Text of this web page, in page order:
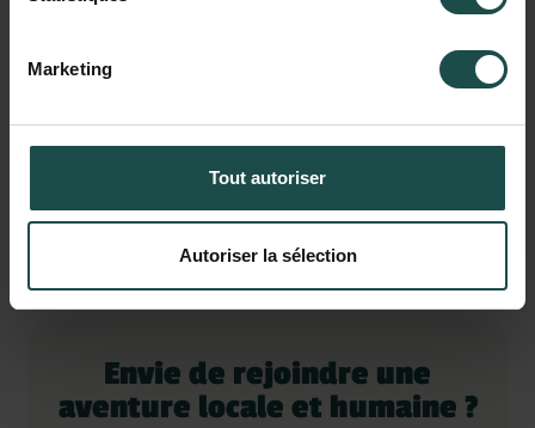
Marketing
Tout autoriser
Autoriser la sélection
belle opportunité
celle-ci.
une
Technologies et viens nous
rencontrer !
Envie de rejoindre une
aventure locale et humaine ?